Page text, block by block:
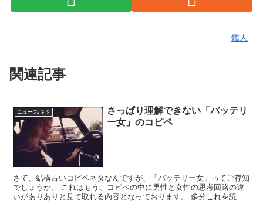
鑑人
関連記事
ニュース/ネタ
さっぱり理解できない「バッテリ
ー女」のコピペ
さて、結構古いコピペネタなんですが、「バッテリー女」ってご存知
でしょうか。 これはもう、コピペの中に男性と女性の思考回路の違
いがありありと見て取れる内容となっております。 多分これを読ん